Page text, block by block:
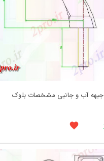
دانلود نقشه بلوک سخت افزار Tab جبهه آب و جانبی مشخصات بلوک